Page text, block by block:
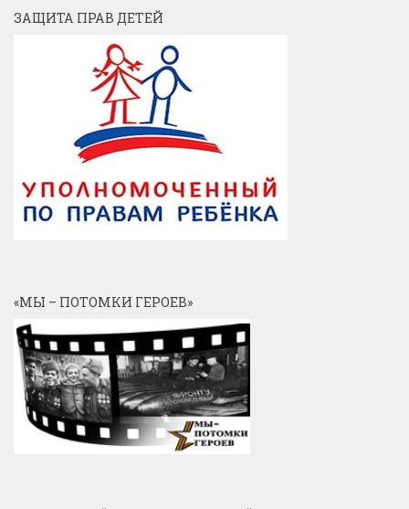
ЗАЩИТА ПРАВ ДЕТЕЙ
«МЫ – ПОТОМКИ ГЕРОЕВ»